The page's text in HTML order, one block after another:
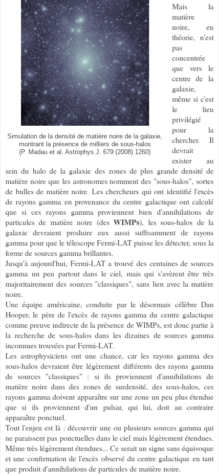
Simulation de la densité de matière noire de la galaxie,
montrant la présence de milliers de sous-halos
(P. Madau et al. Astrophys.J. 679 (2008) 1260)
Mais la
matière
noire, en
théorie, n'est
pas
concentrée
que vers le
centre de la
galaxie,
même si c'est
le lieu
privilégié
pour la
chercher. Il
devrait
exister au
sein du halo de la galaxie des zones de plus grande densité de
matière noire que les astronomes nomment des "sous-halos", sortes
de bulles de matière noire. Les chercheurs qui ont identifié l'excès
de rayons gamma en provenance du centre galactique ont calculé
que si ces rayons gamma proviennent bien d'annihilations de
particules de matière noire (desWIMPs), les sous-halos de la
galaxie devraient produire eux aussi suffisamment de rayons
gamma pour que le télescope Fermi-LAT puisse les détecter, sous la
forme de sources gamma brillantes.
Jusqu'à aujourd'hui, Fermi-LAT a trouvé des centaines de sources
gamma un peu partout dans le ciel, mais qui s'avèrent être très
majoritairement des sources "classiques", sans lien avec la matière
noire.
Une équipe américaine, conduite par le désormais célèbre Dan
Hooper, le père de l'excès de rayons gamma du centre galactique
comme preuve indirecte de la présence de WIMPs, est donc partie à
la recherche de sous-halos dans les dizaines de sources gamma
inconnues trouvées par Fermi-LAT.
Les astrophysiciens ont une chance, car les rayons gamma des
sous-halos devraient être légèrement différents des rayons gamma
de sources "classiques" : si ils proviennent d'annihilations de
matière noire dans des zones de surdensité, des sous-halos, ces
rayons gamma doivent apparaître sur une zone un peu plus étendue
que si ils proviennent d'un pulsar, qui lui, doit au contraire
apparaître ponctuel.
Tout l'enjeu est là : découvrir une ou plusieurs sources gamma qui
ne paraissent pas ponctuelles dans le ciel mais légèrement étendues.
Même très légèrement étendues... Ce serait un signe sans équivoque
et une confirmation de l'excès observé du centre galactique en tant
que produit d'annihilations de particules de matière noire.